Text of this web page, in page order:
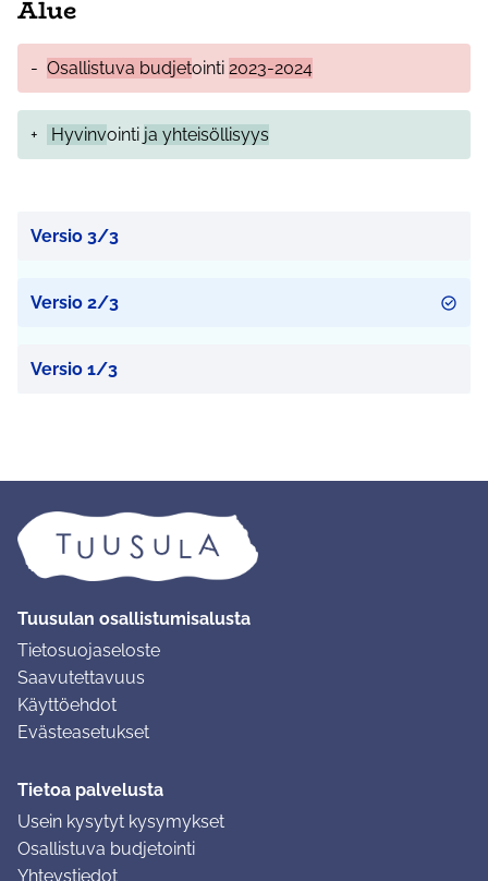
Alue
- Osallistuva budjetointi 2023-2024
+ Hyvinvointi ja yhteisöllisyys
Versio 3/3
Versio 2/3
Versio 1/3
Tuusulan osallistumisalusta
Tietosuojaseloste
Saavutettavuus
Käyttöehdot
Evästeasetukset
Tietoa palvelusta
Usein kysytyt kysymykset
Osallistuva budjetointi
Yhteystiedot